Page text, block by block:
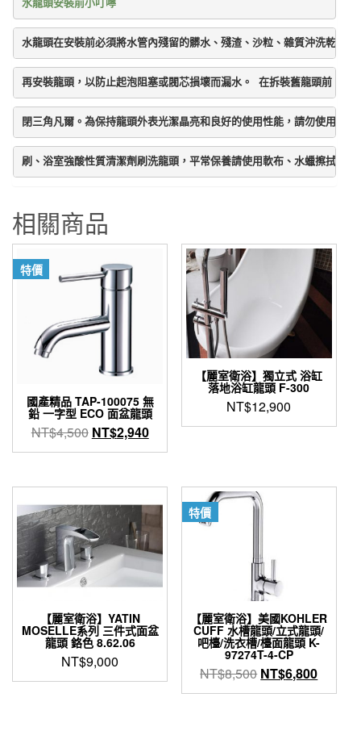
水龍頭安裝前小叮嚀
水龍頭在安裝前必須將水管內殘留的髒水、殘渣、沙粒、雜質沖洗乾淨後
再安裝龍頭，以防止起泡阻塞或閥芯損壞而漏水。 在拆裝舊龍頭前，請
閉三角凡爾。為保持龍頭外表光潔晶亮和良好的使用性能，請勿使用菜瓜
刷、浴室強酸性質清潔劑刷洗龍頭，平常保養請使用軟布、水蠟擦拭即可
相關商品
特價
國產精品 TAP-100075 無
鉛 一字型 ECO 面盆龍頭
NT$4,500 原
始
格：
NT$4,500。
NT$2,940目
前
格：
NT$2,940。
【麗室衛浴】獨立式 浴缸
落地浴缸龍頭 F-300
NT$12,900
【麗室衛浴】YATIN
MOSELLE系列 三件式面盆
龍頭 鉻色 8.62.06
NT$9,000
特價
【麗室衛浴】美國KOHLER
CUFF 水槽龍頭/立式龍頭/
吧檯/洗衣槽/檯面龍頭 K-
97274T-4-CP
NT$8,500 原
始
NT$6,800目
前